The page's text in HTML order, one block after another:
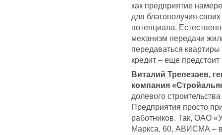
как предприятие
для благополучия
потенциала.
механизм передачи
передаваться
кредит – еще
Виталий Трепезаев,
компания
долевого
Предприятия просто
работников. Так, ОАО
Маркса, 60, АВИСМА –